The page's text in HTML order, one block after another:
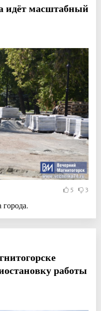
идёт масштабный
5 3
работы